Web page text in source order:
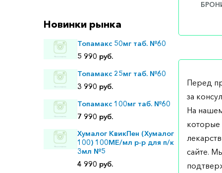
Новинки рынка
Топамакс 50мг таб. №60
5 990 руб.
Топамакс 25мг таб. №60
3 990 руб.
Топамакс 100мг таб. №60
7 990 руб.
Хумалог КвикПен (Хумалог
100) 100МЕ/мл р-р для п/к
3мл №5
4 990 руб.
Перед
за
На
которые
сайте.